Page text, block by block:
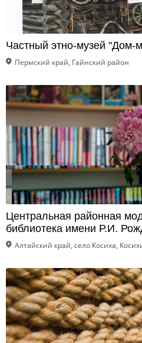
Частный этно-музей "Дом-
Пермский край, Гайнский район
Центральная районная
библиотека имени Р.И.
Алтайский край, село Косиха,